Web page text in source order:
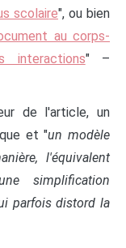
scolaire", ou bien
au corps-
interactions" –
de l'article, un
et "un modèle
l'équivalent
simplification
parfois distord la